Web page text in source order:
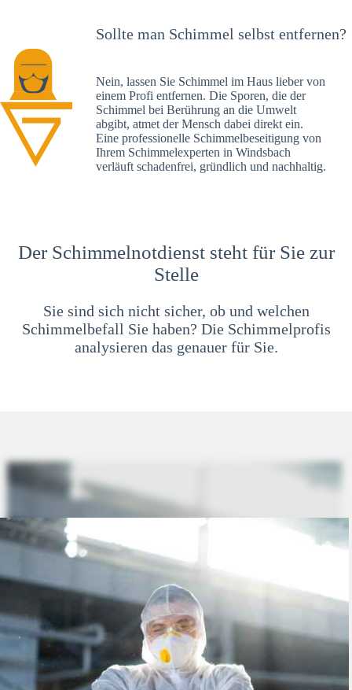
Sollte man Schimmel selbst entfernen?
Nein, lassen Sie Schimmel im Haus lieber von
einem Profi entfernen. Die Sporen, die der
Schimmel bei Berührung an die Umwelt
abgibt, atmet der Mensch dabei direkt ein.
Eine professionelle Schimmelbeseitigung von
Ihrem Schimmelexperten in Windsbach
verläuft schadenfrei, gründlich und nachhaltig.
Der Schimmelnotdienst steht für Sie zur
Stelle
Sie sind sich nicht sicher, ob und welchen
Schimmelbefall Sie haben? Die Schimmelprofis
analysieren das genauer für Sie.